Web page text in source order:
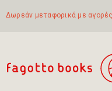
Δωρεάν μεταφορικά με